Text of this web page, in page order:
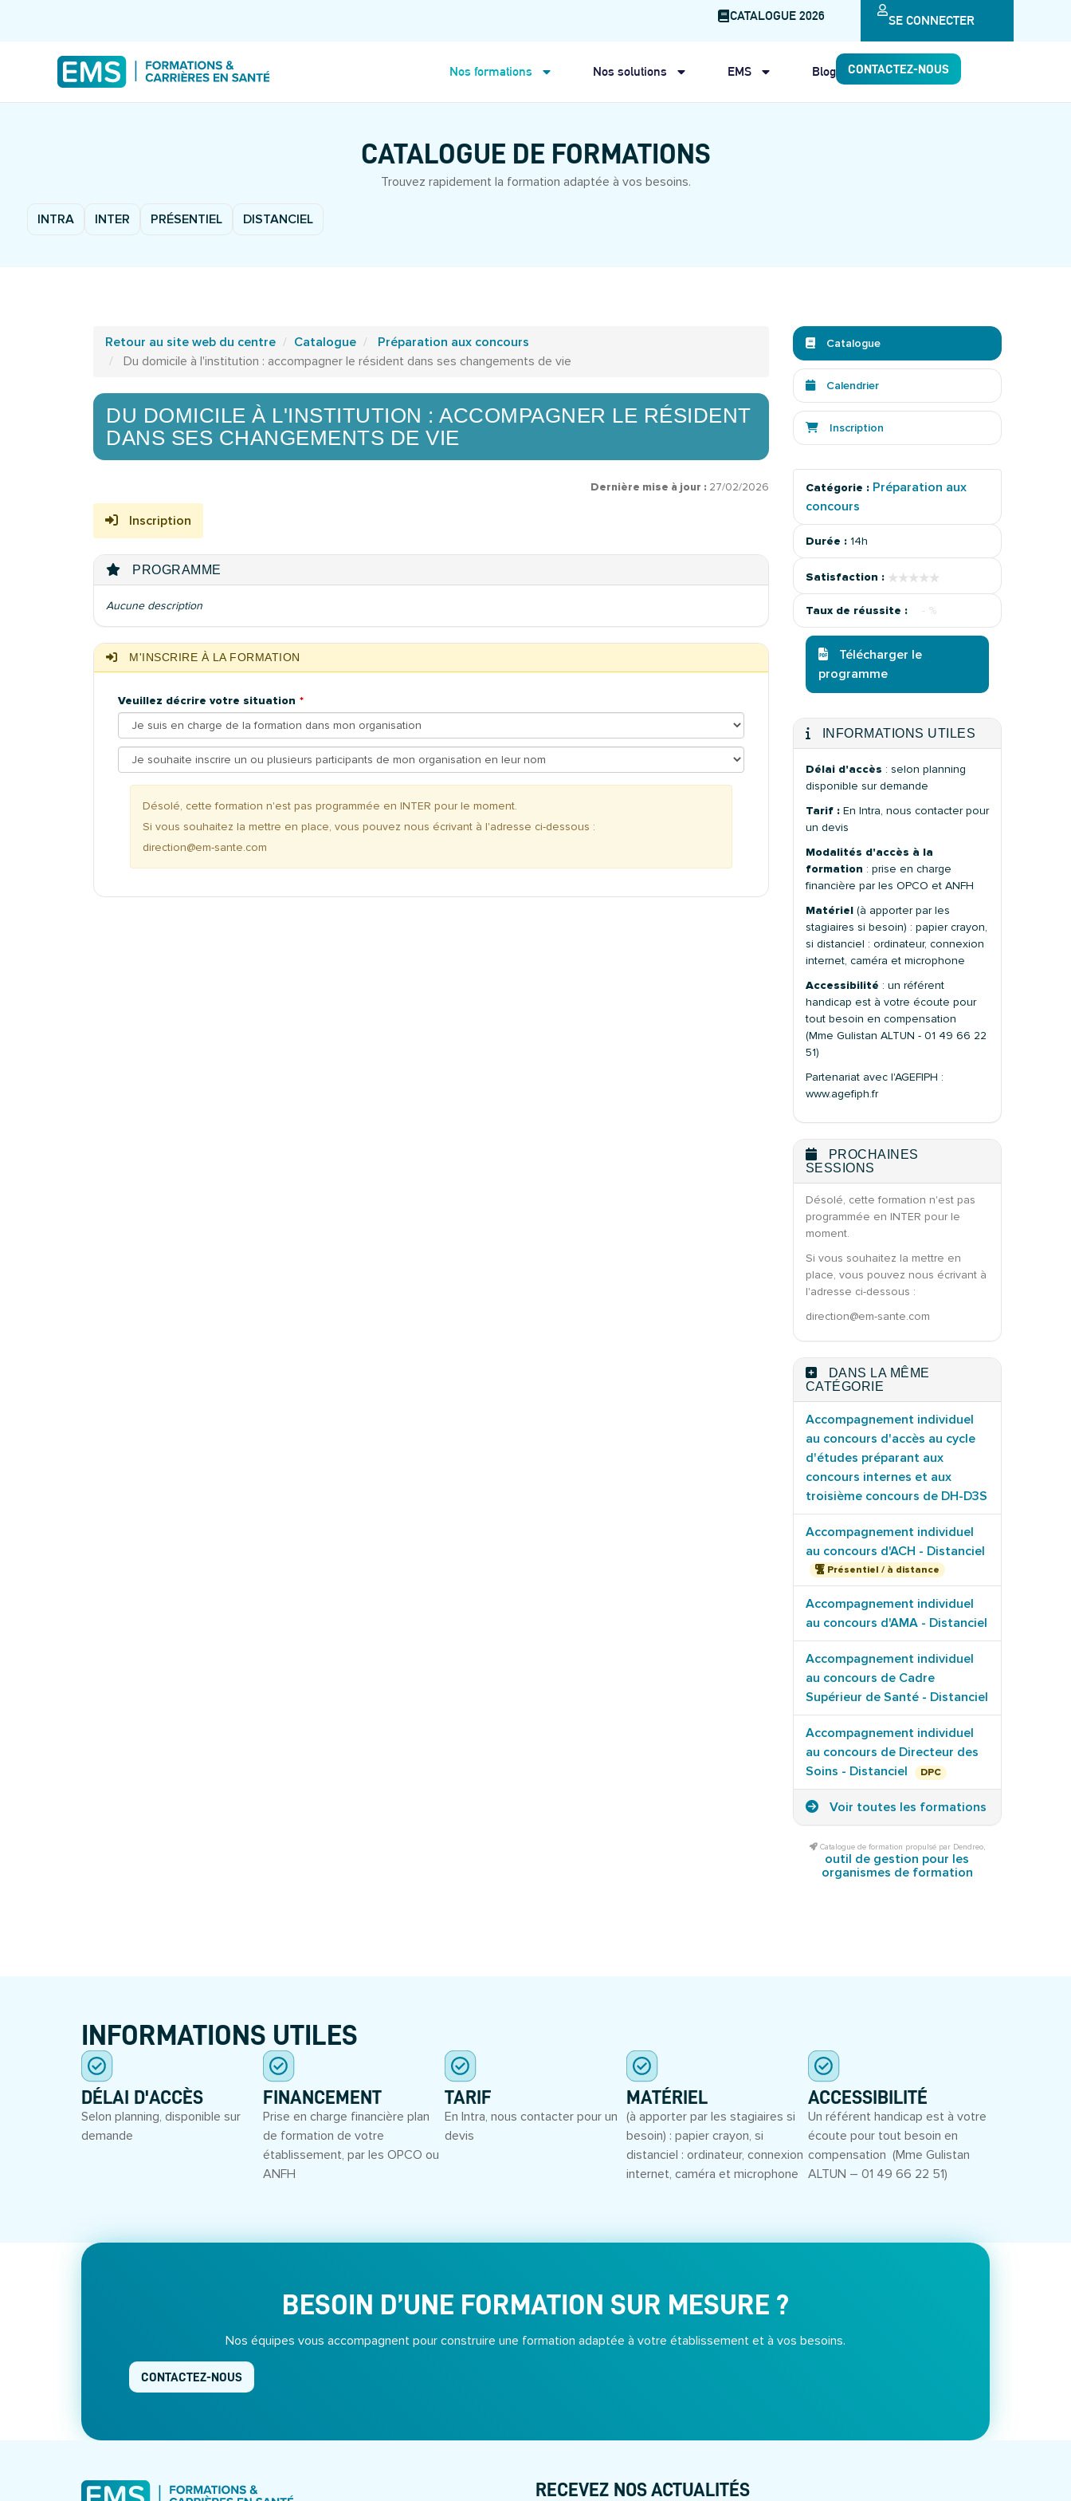
CATALOGUE 2026 SE CONNECTER
Nos formations Nos solutions EMS Blog CONTACTEZ-NOUS
CATALOGUE DE FORMATIONS
Trouvez rapidement la formation adaptée à vos besoins.
INTRA INTER PRÉSENTIEL DISTANCIEL
Retour au site web du centre Catalogue
Préparation aux concours
Du domicile à l'institution : accompagner le résident dans ses changements de vie
DU DOMICILE À L'INSTITUTION : ACCOMPAGNER LE RÉSIDENT
DANS SES CHANGEMENTS DE VIE
Dernière mise à jour : 27/02/2026
Inscription
PROGRAMME
Aucune description
M'INSCRIRE À LA FORMATION
Veuillez décrire votre situation
Désolé, cette formation n'est pas programmée en INTER pour le moment.
Si vous souhaitez la mettre en place, vous pouvez nous écrivant à l'adresse ci-dessous :
direction@em-sante.com
Catalogue
Calendrier
Inscription
Catégorie : Préparation aux
concours
Durée :14h
Satisfaction : ★★★★★
★★★★★
Taux de réussite : - %
Télécharger le
programme
INFORMATIONS UTILES
Délai d'accès : selon planning
disponible sur demande
Tarif : En Intra, nous contacter pour
un devis
Modalités d'accès à la
formation : prise en charge
financière par les OPCO et ANFH
Matériel (à apporter par les
stagiaires si besoin) : papier crayon,
si distanciel : ordinateur, connexion
internet, caméra et microphone
Accessibilité : un référent
handicap est à votre écoute pour
tout besoin en compensation
(Mme Gulistan ALTUN - 01 49 66 22
51)
Partenariat avec l'AGEFIPH :
www.agefiph.fr
PROCHAINES
SESSIONS
Désolé, cette formation n'est pas
programmée en INTER pour le
moment.
Si vous souhaitez la mettre en
place, vous pouvez nous écrivant à
l'adresse ci-dessous :
direction@em-sante.com
DANS LA MÊME
CATÉGORIE
Accompagnement individuel
au concours d'accès au cycle
d'études préparant aux
concours internes et aux
troisième concours de DH-D3S
Accompagnement individuel
au concours d'ACH - Distanciel
Présentiel / à distance
Accompagnement individuel
au concours d'AMA - Distanciel
Accompagnement individuel
au concours de Cadre
Supérieur de Santé - Distanciel
Accompagnement individuel
au concours de Directeur des
Soins - Distanciel
DPC
Voir toutes les formations
Catalogue de formation propulsé par Dendreo,
outil de gestion pour les
organismes de formation
INFORMATIONS UTILES
DÉLAI D'ACCÈS
Selon planning, disponible sur
demande
FINANCEMENT
Prise en charge financière plan
de formation de votre
établissement, par les OPCO ou
ANFH
TARIF
En Intra, nous contacter pour un
devis
MATÉRIEL
(à apporter par les stagiaires si
besoin) : papier crayon, si
distanciel : ordinateur, connexion
internet, caméra et microphone
ACCESSIBILITÉ
Un référent handicap est à votre
écoute pour tout besoin en
compensation (Mme Gulistan
ALTUN – 01 49 66 22 51)
BESOIN D’UNE FORMATION SUR MESURE ?
Nos équipes vous accompagnent pour construire une formation adaptée à votre établissement et à vos besoins.
CONTACTEZ-NOUS
RECEVEZ NOS ACTUALITÉS